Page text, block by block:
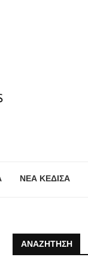
ΝΕΑ ΚΕΔΙΣΑ
ΑΝΑΖΉΤΗΣΗ